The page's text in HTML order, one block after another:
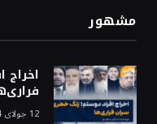
مشهور
12 جولای 2024